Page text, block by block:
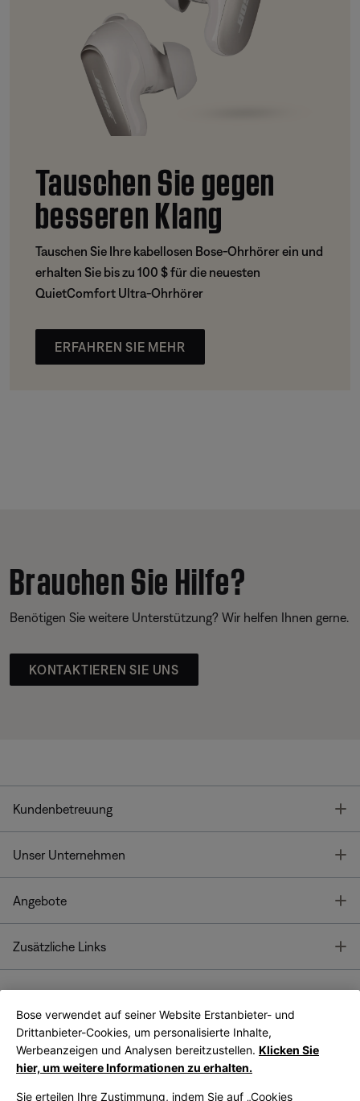
Tauschen Sie gegen
besseren Klang
Tauschen Sie Ihre kabellosen Bose-Ohrhörer ein und
erhalten Sie bis zu 100 $ für die neuesten
QuietComfort Ultra-Ohrhörer
ERFAHREN SIE MEHR
Brauchen Sie Hilfe?
Benötigen Sie weitere Unterstützung? Wir helfen Ihnen gerne.
KONTAKTIEREN SIE UNS
Kundenbetreuung
Unser Unternehmen
Angebote
Zusätzliche Links
Bose App
Bose Connect
App
Bose verwendet auf seiner Website Erstanbieter- und
Drittanbieter-Cookies, um personalisierte Inhalte,
Werbeanzeigen und Analysen bereitzustellen. Klicken Sie
hier, um weitere Informationen zu erhalten.
Sie erteilen Ihre Zustimmung, indem Sie auf „Cookies